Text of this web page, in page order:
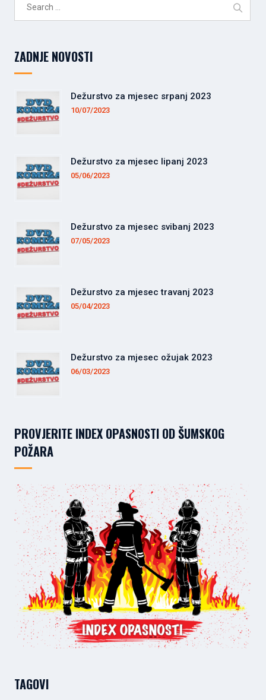
ZADNJE NOVOSTI
Dežurstvo za mjesec srpanj 2023
10/07/2023
Dežurstvo za mjesec lipanj 2023
05/06/2023
Dežurstvo za mjesec svibanj 2023
07/05/2023
Dežurstvo za mjesec travanj 2023
05/04/2023
Dežurstvo za mjesec ožujak 2023
06/03/2023
PROVJERITE INDEX OPASNOSTI OD ŠUMSKOG
POŽARA
TAGOVI